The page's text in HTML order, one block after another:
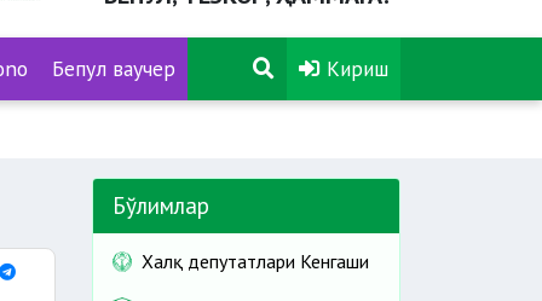
Бепул ваучер Кириш
Бўлимлар
Халқ депутатлари Кенгаши